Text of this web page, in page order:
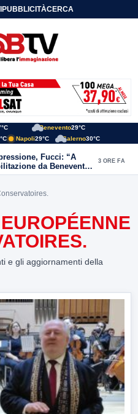
PUBBLICITÀCERCA
Benevento29°C
Napoli29°C Salerno30°C
Fucci: “A
da Benevento
3 ORE FA
e gli aggiornamenti della